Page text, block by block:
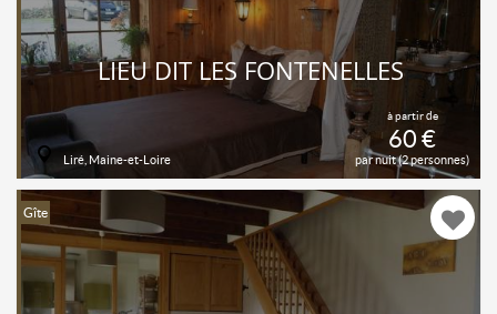
à partir de
60 €
par nuit (2 personnes)
LIEU DIT LES FONTENELLES
Liré, Maine-et-Loire
Gîte